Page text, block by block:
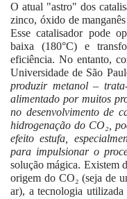
O atual "astro" dos
zinco, óxido de
Esse catalisador pode
baixa (180°C) e
eficiência. No entanto,
Universidade de São
produzir metanol –
alimentado por muitos
no desenvolvimento de
hidrogenação do CO₂,
efeito estufa,
para impulsionar o
solução mágica. Existem
origem do CO₂ (seja de
ar), a tecnologia